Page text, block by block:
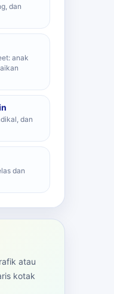
dan
anak
dan
dan
atau
kotak